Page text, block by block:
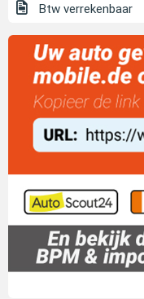
Btw verrekenbaar